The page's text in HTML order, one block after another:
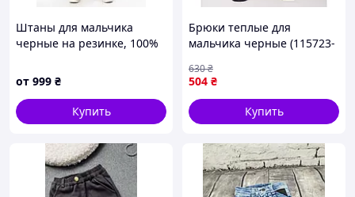
Штаны для мальчика
черные на резинке, 100%
лет, 9-10 лет
от 999 ₴
Купить
Брюки теплые для
мальчика черные (115723-
Черный
504 ₴
630₴
Купить